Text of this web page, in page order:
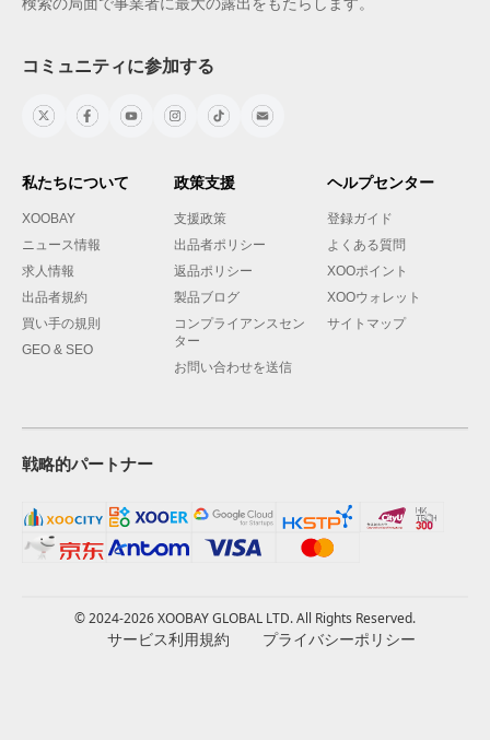
コミュニティに参加する
私たちについて
XOOBAY
ニュース情報
求人情報
出品者規約
買い手の規則
GEO & SEO
政策支援
支援政策
出品者ポリシー
返品ポリシー
製品ブログ
コンプライアンスセン
ター
お問い合わせを送信
ヘルプセンター
登録ガイド
よくある質問
XOOポイント
XOOウォレット
サイトマップ
戦略的パートナー
© 2024-2026 XOOBAY GLOBAL LTD. All Rights Reserved.
サービス利用規約 プライバシーポリシー